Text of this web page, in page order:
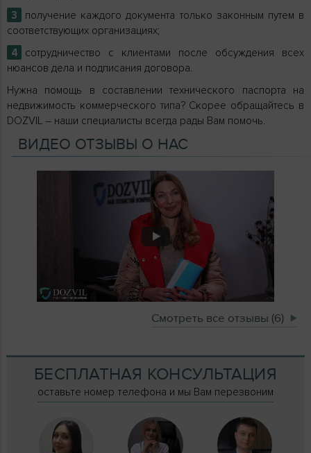
получение каждого документа только законным путем в
соответствующих организациях;
сотрудничество с клиентами после обсуждения всех
нюансов дела и подписания договора.
Нужна помощь в составлении технического паспорта на
недвижимость коммерческого типа? Скорее обращайтесь в
DOZVIL – наши специалисты всегда рады Вам помочь.
ВИДЕО ОТЗЫВЫ О НАС
Смотреть все отзывы (6)
БЕСПЛАТНАЯ КОНСУЛЬТАЦИЯ
оставьте номер телефона и мы Вам перезвоним